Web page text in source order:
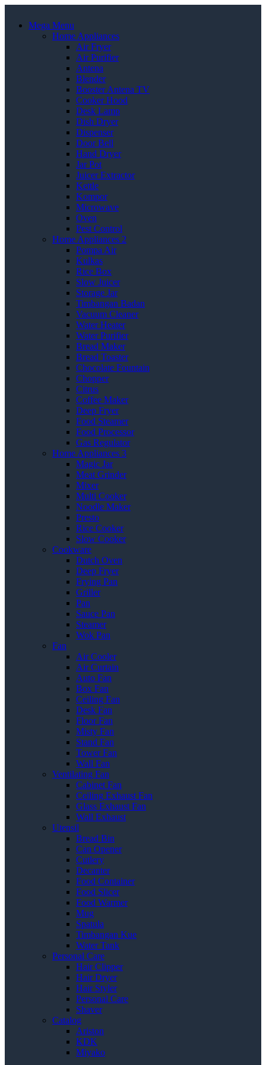
Mega Menu
Home Appliances
Air Fryer
Air Purifier
Antena
Blender
Booster Antena TV
Cooker Hood
Desk Lamp
Dish Dryer
Dispenser
Door Bell
Hand Dryer
Jar Pot
Juicer Extractor
Kettle
Kompor
Microwave
Oven
Pest Control
Home Appliances 2
Pompa Air
Kulkas
Rice Box
Slow Juicer
Storage Jar
Timbangan Badan
Vacuum Cleaner
Water Heater
Water Purifier
Bread Maker
Bread Toaster
Chocolate Fountain
Chopper
Citrus
Coffee Maker
Deep Fryer
Food Steamer
Food Processor
Gas Regulator
Home Appliances 3
Magic Jar
Meat Grinder
Mixer
Multi Cooker
Noodle Maker
Presto
Rice Cooker
Slow Cooker
Cookware
Dutch Oven
Deep Fryer
Frying Pan
Griller
Pan
Sauce Pan
Steamer
Wok Pan
Fan
Air Cooler
Air Curtain
Auto Fan
Box Fan
Ceiling Fan
Desk Fan
Floor Fan
Misty Fan
Stand Fan
Tower Fan
Wall Fan
Ventilating Fan
Cabinet Fan
Ceiling Exhaust Fan
Glass Exhaust Fan
Wall Exhaust
Utensil
Bread Bin
Can Opener
Cutlery
Decanter
Food Container
Food Slicer
Food Warmer
Mug
Spatula
Timbangan Kue
Water Tank
Personal Care
Hair Clipper
Hair Dryer
Hair Styler
Personal Care
Shaver
Catalog
Ariston
KDK
Miyako